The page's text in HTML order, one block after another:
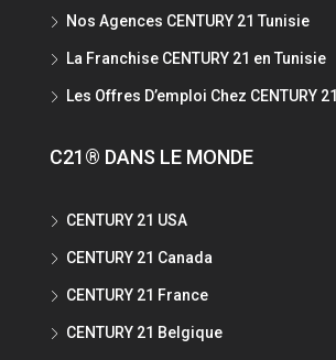
Nos Agences CENTURY 21 Tunisie
La Franchise CENTURY 21 en Tunisie
Les Offres D’emploi Chez CENTURY 21
C21® DANS LE MONDE
CENTURY 21 USA
CENTURY 21 Canada
CENTURY 21 France
CENTURY 21 Belgique